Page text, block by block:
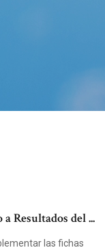
Resultados del ...
las fichas